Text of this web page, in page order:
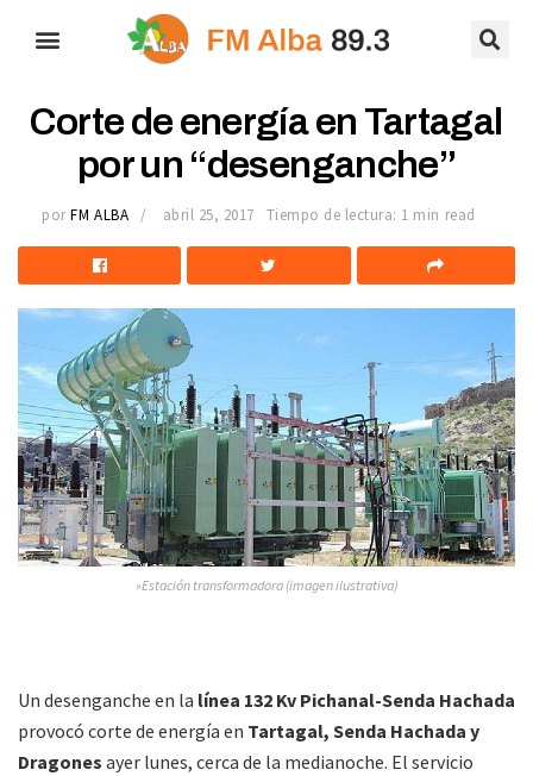
Corte de energía en Tartagal
por un “desenganche”
por FM ALBA abril 25, 2017 Tiempo de lectura: 1 min read
»Estación transformadora (imagen ilustrativa)
Un desenganche en la línea 132 Kv Pichanal-Senda Hachada
provocó corte de energía en Tartagal, Senda Hachada y
Dragones ayer lunes, cerca de la medianoche. El servicio